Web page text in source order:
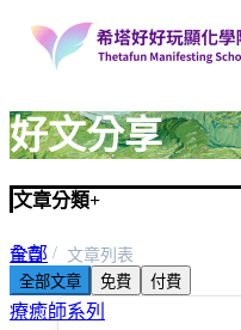
好文分享
文章分類+
全部
希塔療癒系列
療癒師系列
首頁
文章列表
全部文章
免費 付費